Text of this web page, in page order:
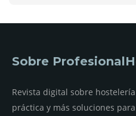
Sobre
Revista digital sobre
práctica y más soluciones